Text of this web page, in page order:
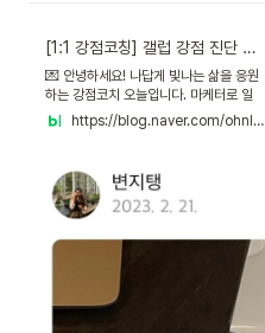
[1:1 강점코칭] 갤럽 강점 진단 & 코칭 (by 오늘 코치) _ 나의 강점으로 자신감 되찾기!
💌 안녕하세요! 나답게 빛나는 삶을 응원
하는 강점코치 오늘입니다. 마케터로 일
하고 계시는 지탱님께서 ...
https://blog.naver.com/ohnldo/223024542991